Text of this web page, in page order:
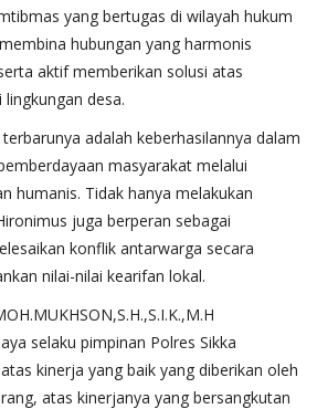
yang bertugas di wilayah hukum
hubungan yang harmonis
aktif memberikan solusi atas
desa.
adalah keberhasilannya dalam
masyarakat melalui
humanis. Tidak hanya melakukan
juga berperan sebagai
konflik antarwarga secara
nilai-nilai kearifan lokal.
selaku pimpinan Polres Sikka
kinerja yang baik yang diberikan oleh
atas kinerjanya yang bersangkutan